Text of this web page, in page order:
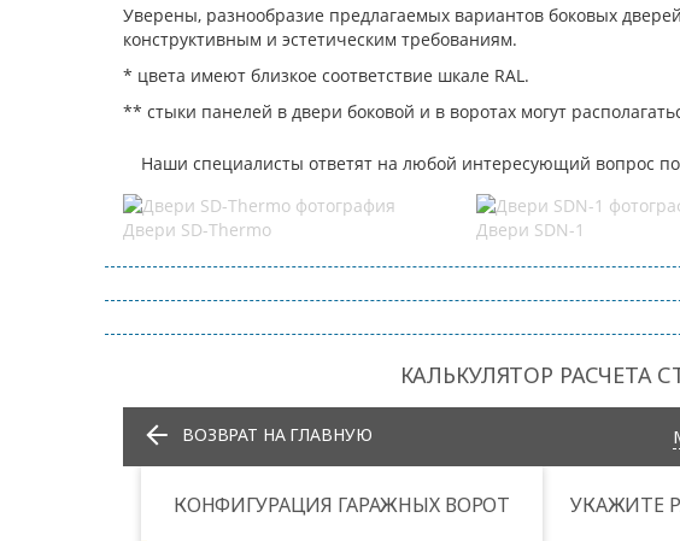
Уверены, разнообразие предлагаемых вариантов боковых
конструктивным и эстетическим требованиям.
* цвета имеют близкое соответствие шкале RAL.
** стыки панелей в двери боковой и в воротах могут
Наши специалисты ответят на любой интересующий вопрос по
Двери SD-Thermo Двери SDN-1